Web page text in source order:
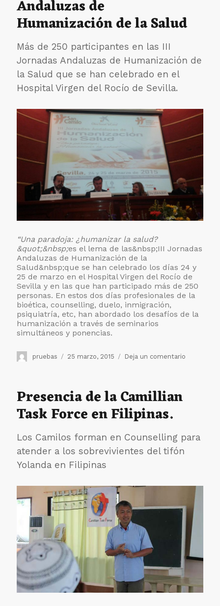
Evo
Morales
Andaluzas de
Humanización de la Salud
Más de 250 participantes en las III
Jornadas Andaluzas de Humanización de
la Salud que se han celebrado en el
Hospital Virgen del Rocío de Sevilla.
“Una paradoja: ¿humanizar la salud?
&quot;&nbsp;es el lema de las&nbsp;III Jornadas
Andaluzas de Humanización de la
Salud&nbsp;que se han celebrado los días 24 y
25 de marzo en el Hospital Virgen del Rocío de
Sevilla y en las que han participado más de 250
personas. En estos dos días profesionales de la
bioética, counselling, duelo, inmigración,
psiquiatría, etc, han abordado los desafíos de la
humanización a través de seminarios
simultáneos y ponencias.
Autor
pruebas
Publicado
25 marzo, 2015 Deja un comentario
de
Presencia de la Camillian
Task Force en Filipinas.
Los Camilos forman en Counselling para
atender a los sobrevivientes del tifón
Yolanda en Filipinas